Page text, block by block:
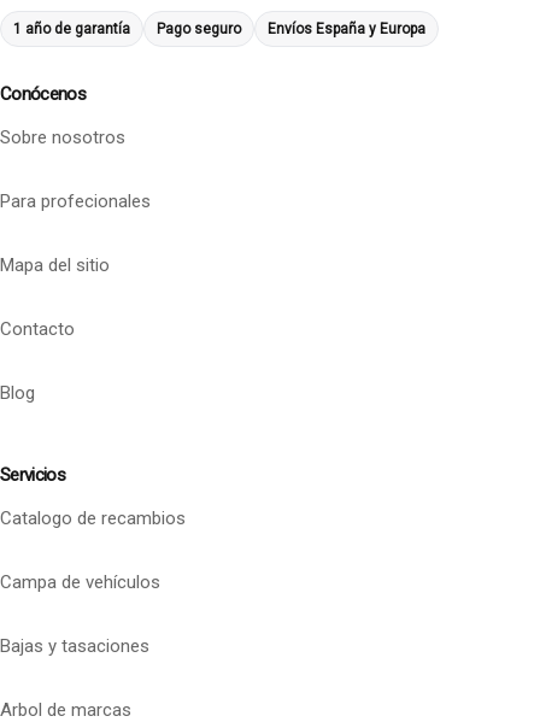
1 año de garantía Pago seguro Envíos España y Europa
Conócenos
Sobre nosotros
Para profecionales
Mapa del sitio
Contacto
Blog
Servicios
Catalogo de recambios
Campa de vehículos
Bajas y tasaciones
Arbol de marcas